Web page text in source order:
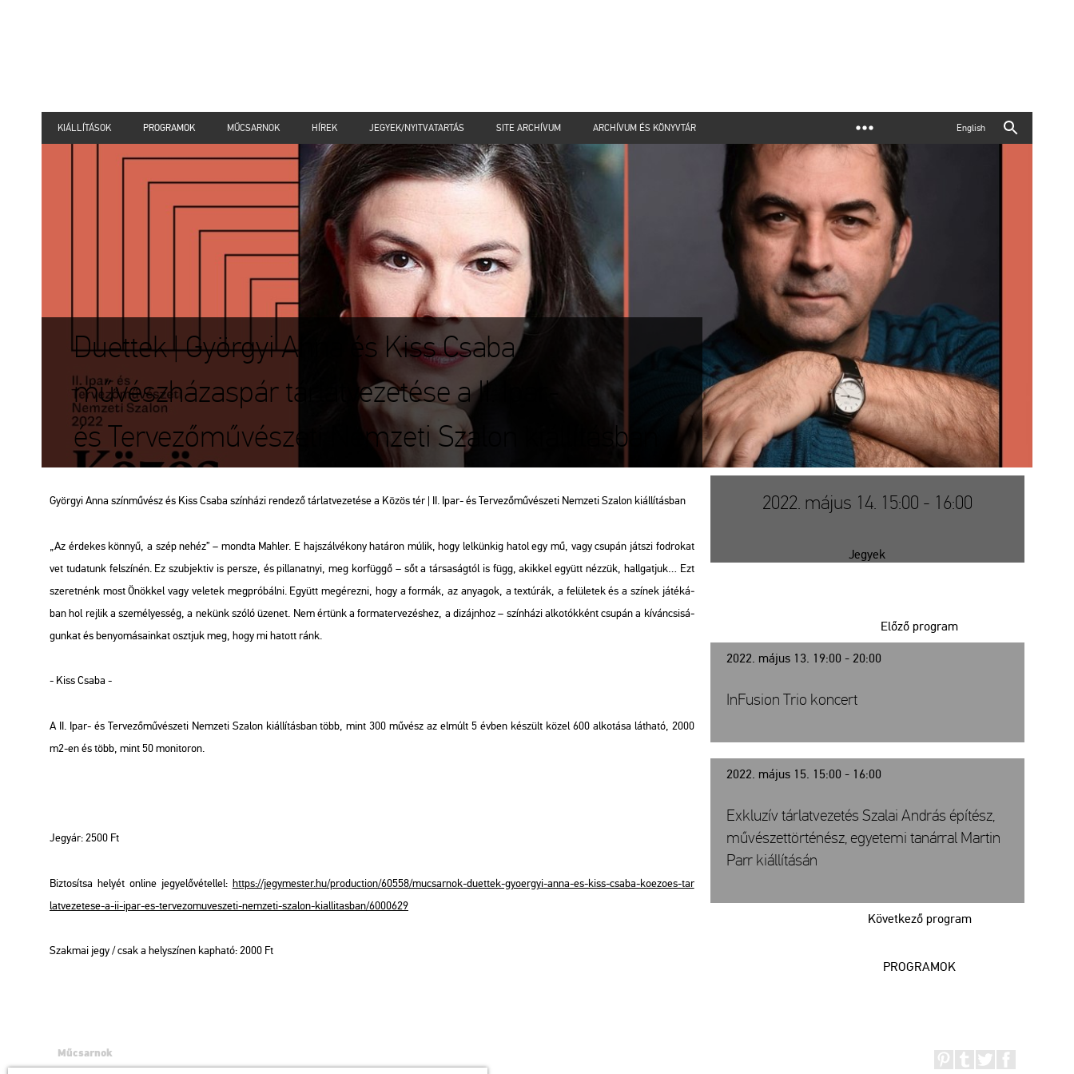
KIÁLLÍTÁSOK PROGRAMOK MŰCSARNOK HÍREK JEGYEK/NYITVATARTÁS SITE ARCHÍVUM ARCHÍVUM ÉS KÖNYVTÁR English
Duettek | Györgyi Anna és Kiss Csaba
művészházaspár tárlatvezetése a II. Ipar-
és Tervezőművészeti Nemzeti Szalon kiállításban
Györ­gyi Anna szín­mű­vész és Kiss Csaba szín­há­zi ren­de­ző tár­lat­ve­ze­té­se a Közös tér | II. Ipar- és Ter­ve­ző­mű­vé­sze­ti Nem­ze­ti Sza­lon ki­ál­lí­tás­ban
„Az ér­de­kes könnyű, a szép nehéz” – mond­ta Mah­ler. E haj­szál­vé­kony ha­tá­ron múlik, hogy lel­kün­kig hatol egy mű, vagy csu­pán ját­szi fod­ro­kat
vet tu­da­tunk fel­szí­nén. Ez szub­jek­tiv is per­sze, és pil­la­nat­nyi, meg kor­füg­gő – sőt a tár­sa­ság­tól is függ, akik­kel együtt néz­zük, hall­gat­juk… Ezt
sze­ret­nénk most Önök­kel vagy ve­le­tek meg­pró­bál­ni. Együtt meg­érez­ni, hogy a for­mák, az anya­gok, a tex­tú­rák, a fe­lü­le­tek és a szí­nek já­té­ká­
ban hol rej­lik a sze­mé­lyes­ség, a ne­künk szóló üze­net. Nem ér­tünk a for­ma­ter­ve­zés­hez, a di­zájn­hoz – szín­há­zi al­ko­tók­ként csu­pán a kí­ván­csi­sá­
gun­kat és be­nyo­má­sa­in­kat oszt­juk meg, hogy mi ha­tott ránk.
- Kiss Csaba -
A II. Ipar- és Ter­ve­ző­mű­vé­sze­ti Nem­ze­ti Sza­lon ki­ál­lí­tás­ban több, mint 300 mű­vész az el­múlt 5 évben ké­szült közel 600 al­ko­tá­sa lát­ha­tó, 2000
m2-en és több, mint 50 mo­ni­to­ron.
Jegy­ár: 2500 Ft
Biz­to­sít­sa he­lyét on­line jegy­elő­vé­tel­lel: https://​jegy­mes­ter.​hu/​pro­duc­ti­on/​60558/​mu­csar­nok-​du­et­tek-​gyo­er­gyi-​anna-​es-​kiss-​csaba-​ko­e­zoes-​tar​
latv​ezet​ese-​a-​ii-​ipar-​es-​ter​vezo​muve​szet​i-​nem­ze­ti-​sza­lon-​kia​llit​asba​n/​6000629
Szak­mai jegy / csak a hely­szí­nen kap­ha­tó: 2000 Ft
2022. május 14. 15:00 - 16:00
Jegyek
2022. május 13. 19:00 - 20:00
Előző program
InFusion Trio koncert
2022. május 15. 15:00 - 16:00
Következő program
Exkluzív tárlatvezetés Szalai András építész,
művészettörténész, egyetemi tanárral Martin
Parr kiállításán
PROGRAMOK
Műcsarnok